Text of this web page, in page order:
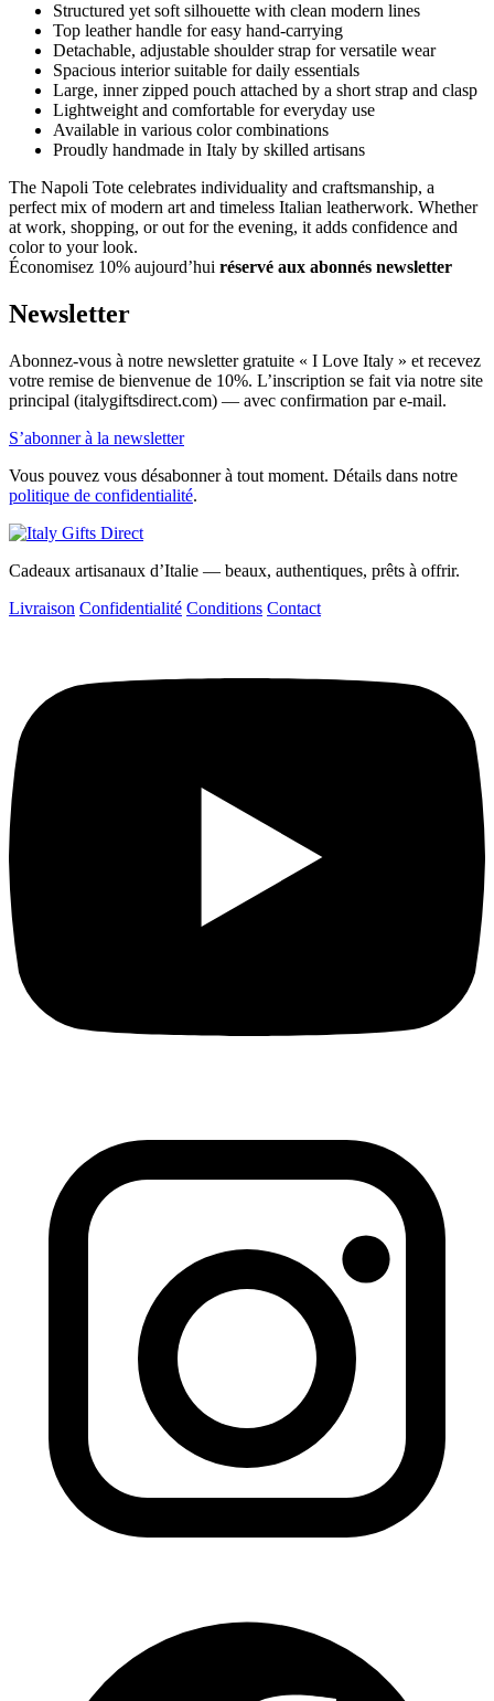
Structured yet soft silhouette with clean modern lines
Top leather handle for easy hand-carrying
Detachable, adjustable shoulder strap for versatile wear
Spacious interior suitable for daily essentials
Large, inner zipped pouch attached by a short strap and clasp
Lightweight and comfortable for everyday use
Available in various color combinations
Proudly handmade in Italy by skilled artisans
The Napoli Tote celebrates individuality and craftsmanship, a
perfect mix of modern art and timeless Italian leatherwork. Whether
at work, shopping, or out for the evening, it adds confidence and
color to your look.
Économisez 10% aujourd’hui réservé aux abonnés newsletter
Newsletter
Abonnez-vous à notre newsletter gratuite « I Love Italy » et recevez
votre remise de bienvenue de 10%. L’inscription se fait via notre site
principal (italygiftsdirect.com) — avec confirmation par e-mail.
S’abonner à la newsletter
Vous pouvez vous désabonner à tout moment. Détails dans notre
politique de confidentialité.
Cadeaux artisanaux d’Italie — beaux, authentiques, prêts à offrir.
Livraison Confidentialité Conditions Contact